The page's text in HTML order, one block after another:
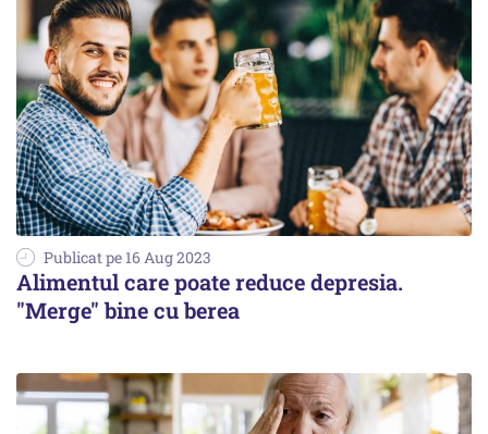
Publicat pe 16 Aug 2023
Alimentul care poate reduce depresia.
"Merge" bine cu berea